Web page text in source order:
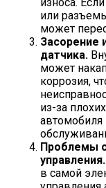
или
может
Засорение
датчика.
может
коррозия,
из-за
автомобиля
Проблемы
управления.
в самой